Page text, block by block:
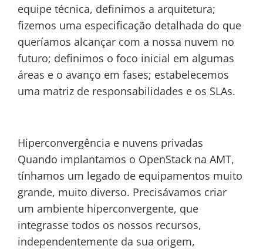
equipe técnica, definimos a arquitetura;
fizemos uma especificação detalhada do que
queríamos alcançar com a nossa nuvem no
futuro; definimos o foco inicial em algumas
áreas e o avanço em fases; estabelecemos
uma matriz de responsabilidades e os SLAs.
Hiperconvergência e nuvens privadas
Quando implantamos o OpenStack na AMT,
tínhamos um legado de equipamentos muito
grande, muito diverso. Precisávamos criar
um ambiente hiperconvergente, que
integrasse todos os nossos recursos,
independentemente da sua origem,